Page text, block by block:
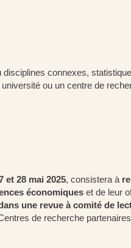
connexes,
ou un centre de
et 28 mai 2025, consistera à
économiques et de leur
une revue à comité de
de recherche